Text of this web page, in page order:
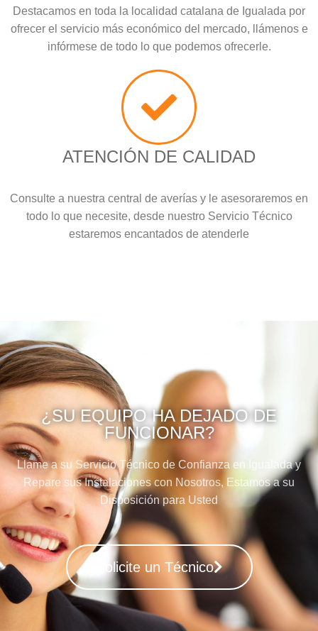
Destacamos en toda la localidad catalana de Igualada por
ofrecer el servicio más económico del mercado, llámenos e
infórmese de todo lo que podemos ofrecerle.
ATENCIÓN DE CALIDAD
Consulte a nuestra central de averías y le asesoraremos en
todo lo que necesite, desde nuestro Servicio Técnico
estaremos encantados de atenderle
¿SU EQUIPO HA DEJADO DE
FUNCIONAR?
Llame a su Servicio Técnico de Confianza en Igualada y
Repare sus Instalaciones con Nosotros, Estamos a su
Disposición para Usted
Solicite un Técnico